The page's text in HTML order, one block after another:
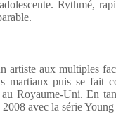
Rythmé,
artiste aux multiples
martiaux puis se fait
Royaume-Uni. En
avec la série